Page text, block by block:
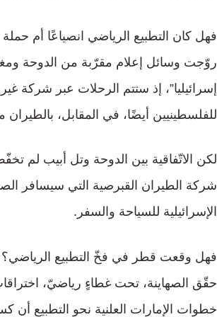
فهل كان التطبيع الرياضي انصياعًا أم
روّجت وسائل إعلام مقرّبة من الدوحة
إسرائيليا”، إذ ستتم الرحلات عبر شركة
للفلسطينيين أيضًا، في المقابل،
لكن الاتّفاقية بين الدوحة وتل أبيب لم
الإسرائيلية للسياحة والسفر.
فهل وقعت قطر في فخّ التطبيع الرياضي؟
حقّق الصهاينة، تحت غطاءٍ رياضيّ،
خطوات الإمارات العلنية نحو التطبيع